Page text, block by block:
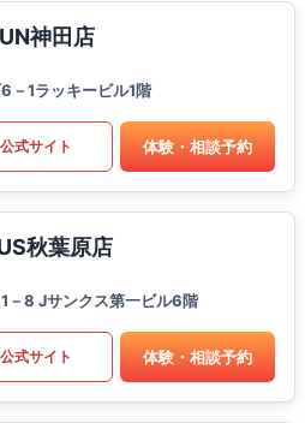
神田店
－1ラッキービル1階
公式サイト 体験・相談予約
秋葉原店
－8 Jサンクス第一ビル6階
公式サイト 体験・相談予約